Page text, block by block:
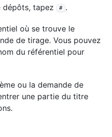
dépôts, tapez # .
où se trouve le
de tirage. Vous pouvez
du référentiel pour
ou la demande de
une partie du titre